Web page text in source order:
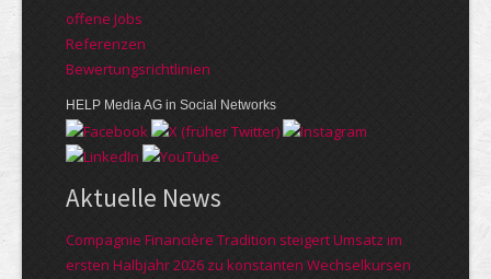
offene Jobs
Referenzen
Bewer­tungs­richt­linien
HELP Media AG in Social Networks
Aktuelle News
Compagnie Financière Tradition steigert Umsatz im
ersten Halbjahr 2026 zu konstanten Wechselkursen